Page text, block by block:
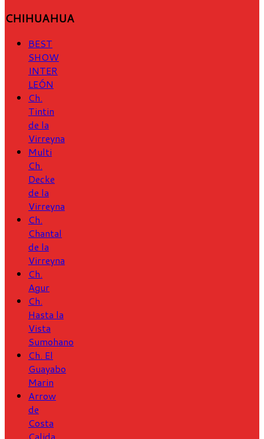
CHIHUAHUA
BEST
SHOW
INTER
LEÓN
Ch.
Tintin
de la
Virreyna
Multi
Ch.
Decke
de la
Virreyna
Ch.
Chantal
de la
Virreyna
Ch.
Agur
Ch.
Hasta la
Vista
Sumohano
Ch. El
Guayabo
Marin
Arrow
de
Costa